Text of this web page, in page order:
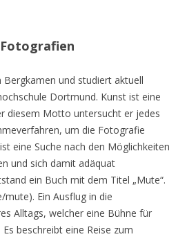
Bergkamen und studiert aktuell
Dortmund. Kunst ist eine
diesem Motto untersucht er jedes
um die Fotografie
eine Suche nach den Möglichkeiten
und sich damit adäquat
ein Buch mit dem Titel „Mute“.
Ein Ausflug in die
Alltags, welcher eine Bühne für
beschreibt eine Reise zum